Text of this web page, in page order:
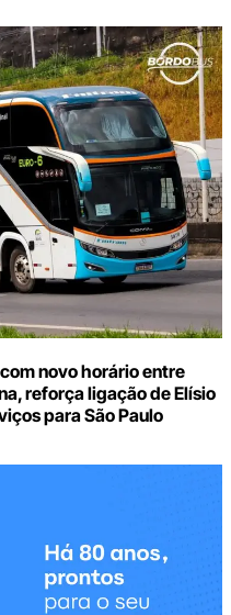
novo horário entre
reforça ligação de Elísio
para São Paulo